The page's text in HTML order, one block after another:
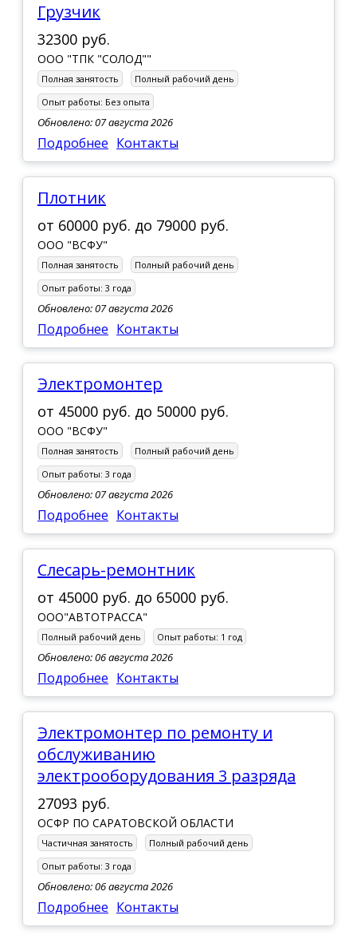
Грузчик
32300 руб.
ООО "ТПК "СОЛОД""
Полная занятость
Полный рабочий день
Опыт работы: Без опыта
Обновлено: 07 августа 2026
Подробнее Контакты
Плотник
от 60000 руб. до 79000 руб.
ООО "ВСФУ"
Полная занятость
Полный рабочий день
Опыт работы: 3 года
Обновлено: 07 августа 2026
Подробнее Контакты
Электромонтер
от 45000 руб. до 50000 руб.
ООО "ВСФУ"
Полная занятость
Полный рабочий день
Опыт работы: 3 года
Обновлено: 07 августа 2026
Подробнее Контакты
Слесарь-ремонтник
от 45000 руб. до 65000 руб.
ООО"АВТОТРАССА"
Полный рабочий день Опыт работы: 1 год
Обновлено: 06 августа 2026
Подробнее Контакты
Электромонтер по ремонту и
обслуживанию
электрооборудования 3 разряда
27093 руб.
ОСФР ПО САРАТОВСКОЙ ОБЛАСТИ
Частичная занятость
Полный рабочий день
Опыт работы: 3 года
Обновлено: 06 августа 2026
Подробнее Контакты